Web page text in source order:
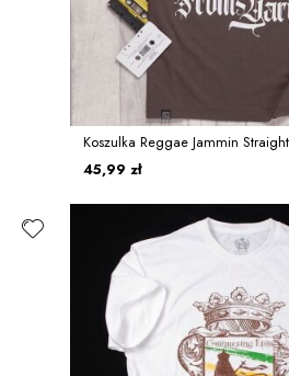
Koszulka Reggae Jammin
45,99 zł